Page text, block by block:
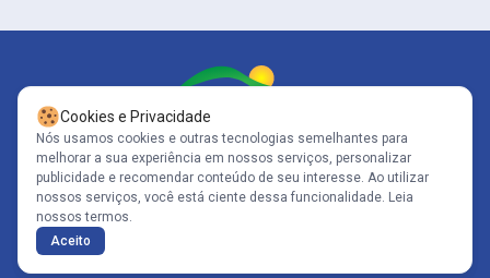
Siga-nos
Copyright© 2005-2026 - Portal Caparaó - CNPJ: 10.570.353/0001-80 | Todos
os direitos reservados .
Cookies e Privacidade
Nós usamos cookies e outras tecnologias semelhantes para
melhorar a sua experiência em nossos serviços, personalizar
publicidade e recomendar conteúdo de seu interesse. Ao utilizar
nossos serviços, você está ciente dessa funcionalidade. Leia
nossos termos.
Aceito